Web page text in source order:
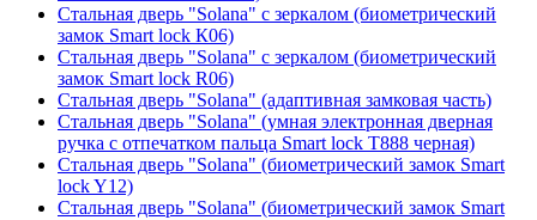
Стальная дверь "Solana" с зеркалом (биометрический
замок Smart lock К06)
Стальная дверь "Solana" с зеркалом (биометрический
замок Smart lock R06)
Стальная дверь "Solana" (адаптивная замковая часть)
Стальная дверь "Solana" (умная электронная дверная
ручка с отпечатком пальца Smart lock T888 черная)
Стальная дверь "Solana" (биометрический замок Smart
lock Y12)
Стальная дверь "Solana" (биометрический замок Smart